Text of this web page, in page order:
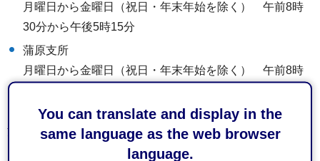
You can translate and display in the
same language as the web browser
language.
月曜日から金曜日（祝日・年末年始を除く） 午前8時
30分から午後5時15分
蒲原支所
月曜日から金曜日（祝日・年末年始を除く） 午前8時
注記：区役所、支所の連絡先等は「 取扱窓口」をご覧くだ